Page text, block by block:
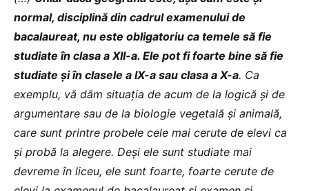
normal, disciplină din cadrul examenului de
bacalaureat, nu este obligatoriu ca temele să fie
studiate în clasa a XII-a. Ele pot fi foarte bine să fie
studiate și în clasele a IX-a sau clasa a X-a. Ca
exemplu, vă dăm situația de acum de la logică și de
argumentare sau de la biologie vegetală și animală,
care sunt printre probele cele mai cerute de elevi ca
și probă la alegere. Deși ele sunt studiate mai
devreme în liceu, ele sunt foarte, foarte cerute de